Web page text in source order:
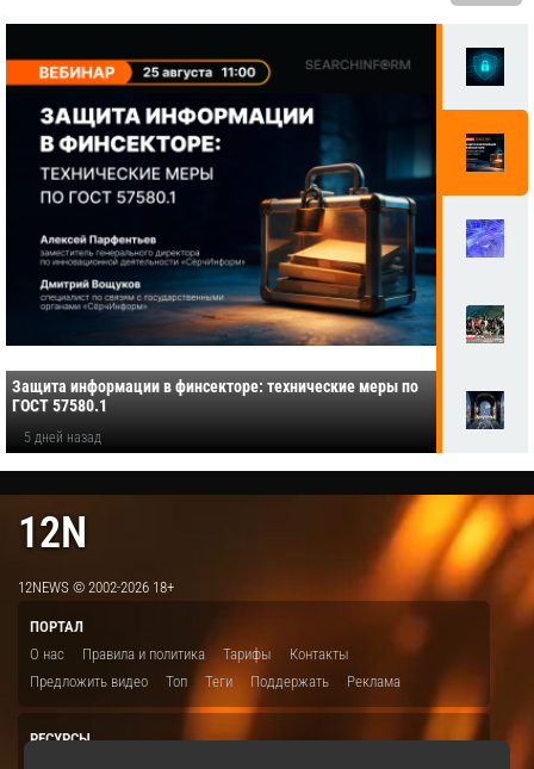
Защита информации в финсекторе: технические меры по
ГОСТ 57580.1
5 дней назад
12N
12NEWS © 2002-2026 18+
ПОРТАЛ
О нас
Правила и политика Тарифы
Контакты
Предложить видео
Топ Теги Поддержать Реклама
РЕСУРСЫ